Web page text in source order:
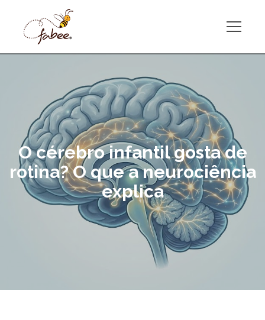
O cérebro infantil gosta de
rotina? O que a neurociência
explica